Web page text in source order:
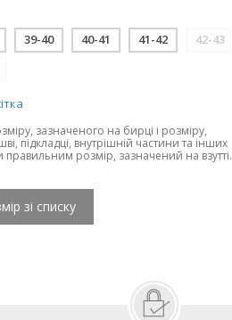
39-40 40-41 41-42
42-43
зазначеного на бирці і розміру,
підкладці, внутрішній частини та інших
правильним розмір, зазначений на взутті.
зі списку